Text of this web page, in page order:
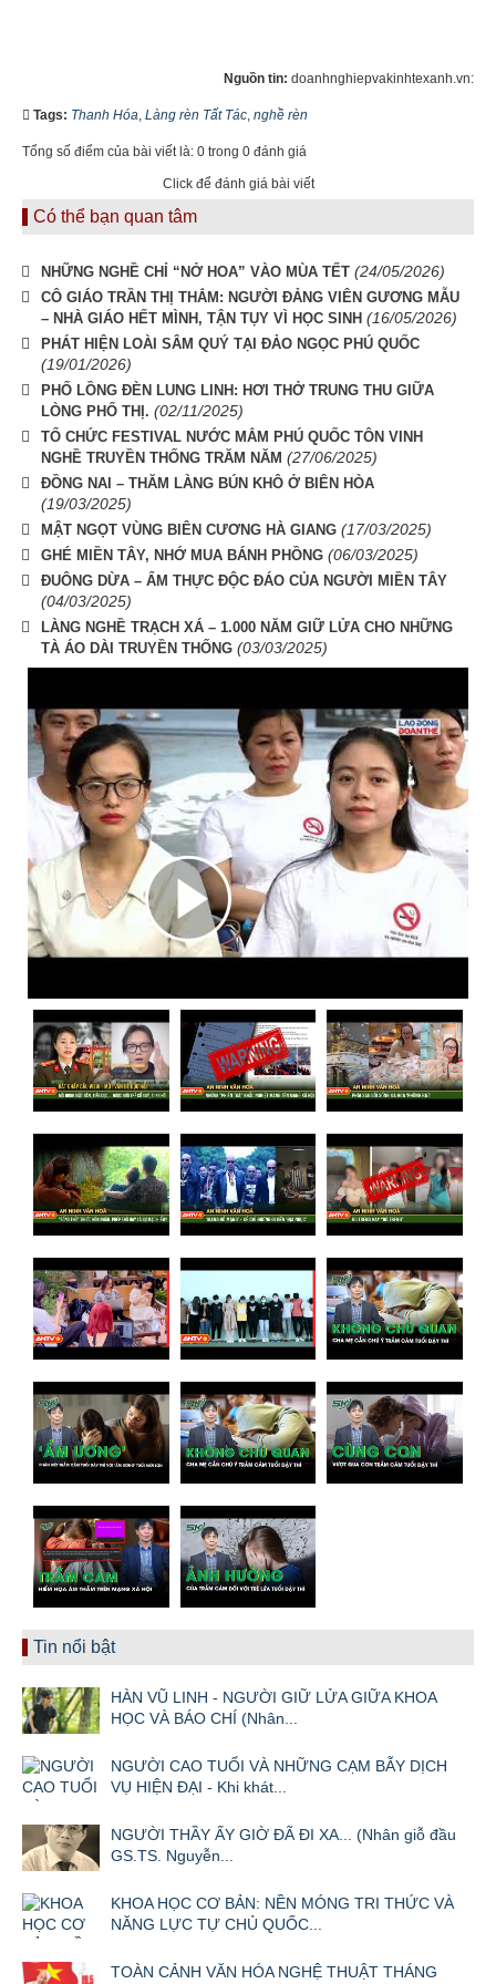
Nguồn tin: doanhnghiepvakinhtexanh.vn:
Tags: Thanh Hóa, Làng rèn Tất Tác, nghề rèn
Tổng số điểm của bài viết là: 0 trong 0 đánh giá
Click để đánh giá bài viết
Có thể bạn quan tâm
NHỮNG NGHỀ CHỈ “NỞ HOA” VÀO MÙA TẾT (24/05/2026)
CÔ GIÁO TRẦN THỊ THẮM: NGƯỜI ĐẢNG VIÊN GƯƠNG MẪU
– NHÀ GIÁO HẾT MÌNH, TẬN TỤY VÌ HỌC SINH (16/05/2026)
PHÁT HIỆN LOÀI SÂM QUÝ TẠI ĐẢO NGỌC PHÚ QUỐC
(19/01/2026)
PHỐ LỒNG ĐÈN LUNG LINH: HƠI THỞ TRUNG THU GIỮA
LÒNG PHỐ THỊ. (02/11/2025)
TỔ CHỨC FESTIVAL NƯỚC MẮM PHÚ QUỐC TÔN VINH
NGHỀ TRUYỀN THỐNG TRĂM NĂM (27/06/2025)
ĐỒNG NAI – THĂM LÀNG BÚN KHÔ Ở BIÊN HÒA
(19/03/2025)
MẬT NGỌT VÙNG BIÊN CƯƠNG HÀ GIANG (17/03/2025)
GHÉ MIỀN TÂY, NHỚ MUA BÁNH PHỒNG (06/03/2025)
ĐUÔNG DỪA – ẨM THỰC ĐỘC ĐÁO CỦA NGƯỜI MIỀN TÂY
(04/03/2025)
LÀNG NGHỀ TRẠCH XÁ – 1.000 NĂM GIỮ LỬA CHO NHỮNG
TÀ ÁO DÀI TRUYỀN THỐNG (03/03/2025)
Tin nổi bật
HÀN VŨ LINH - NGƯỜI GIỮ LỬA GIỮA KHOA
HỌC VÀ BÁO CHÍ (Nhân...
NGƯỜI CAO TUỔI VÀ NHỮNG CẠM BẪY DỊCH
VỤ HIỆN ĐẠI - Khi khát...
NGƯỜI THẦY ẤY GIỜ ĐÃ ĐI XA... (Nhân giỗ đầu
GS.TS. Nguyễn...
KHOA HỌC CƠ BẢN: NỀN MÓNG TRI THỨC VÀ
NĂNG LỰC TỰ CHỦ QUỐC...
TOÀN CẢNH VĂN HÓA NGHỆ THUẬT THÁNG